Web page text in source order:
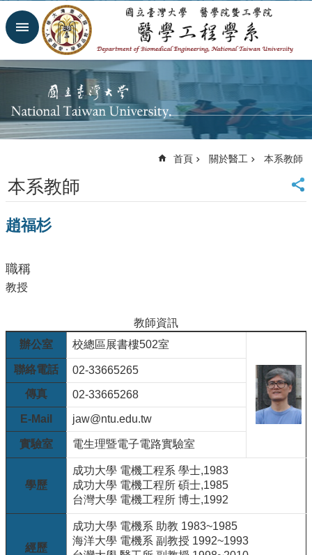
跳到主要內容區塊
進
搜
首
頁
覽
大
臺
大
醫
學
院
工
學
院
聯
絡
我
意
首頁 關於醫工 本系教師
本系教師
趙福杉
職稱
教授
教師資訊
辦公室
校總區展書樓502室
聯絡電話
02-33665265
傳真
02-33665268
E-Mail jaw@ntu.edu.tw
實驗室 電生理暨電子電路實驗室
學歷
成功大學 電機工程系 學士,1983
成功大學 電機工程所 碩士,1985
台灣大學 電機工程所 博士,1992
經歷
成功大學 電機系 助教 1983~1985
海洋大學 電機系 副教授 1992~1993